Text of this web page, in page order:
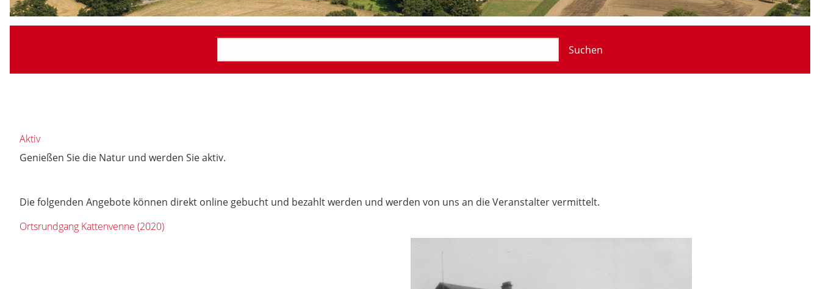
Suchen
Aktiv
Genießen Sie die Natur und werden Sie aktiv.
Die folgenden Angebote können direkt online gebucht und bezahlt werden und werden von uns an die Veranstalter vermittelt.
Ortsrundgang Kattenvenne (2020)